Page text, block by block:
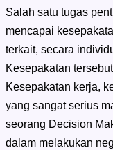
Salah satu tugas
mencapai
terkait, secara
Kesepakatan
Kesepakatan kerja,
yang sangat serius
seorang Decision
dalam melakukan